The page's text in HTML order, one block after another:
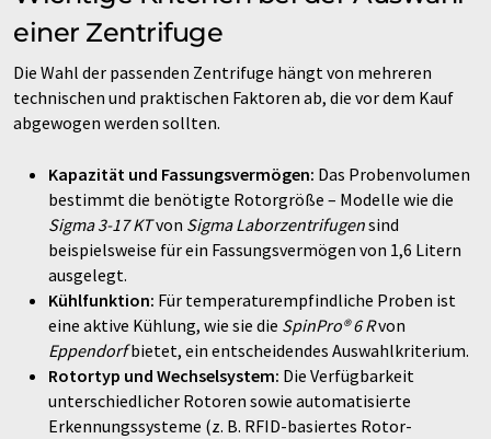
einer Zentrifuge
Die Wahl der passenden Zentrifuge hängt von mehreren
technischen und praktischen Faktoren ab, die vor dem Kauf
abgewogen werden sollten.
Kapazität und Fassungsvermögen: Das Probenvolumen
bestimmt die benötigte Rotorgröße – Modelle wie die
Sigma 3-17 KTvon Sigma Laborzentrifugensind
beispielsweise für ein Fassungsvermögen von 1,6 Litern
ausgelegt.
Kühlfunktion: Für temperaturempfindliche Proben ist
eine aktive Kühlung, wie sie die SpinPro® 6 Rvon
Eppendorfbietet, ein entscheidendes Auswahlkriterium.
Rotortyp und Wechselsystem: Die Verfügbarkeit
unterschiedlicher Rotoren sowie automatisierte
Erkennungssysteme (z. B. RFID-basiertes Rotor-